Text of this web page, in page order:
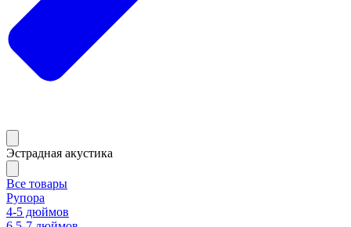
Эстрадная акустика
Все товары
Рупора
4-5 дюймов